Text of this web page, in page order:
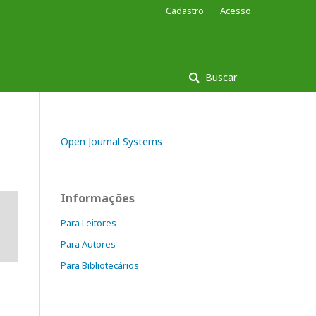
Buscar
Cadastro Acesso
Open Journal Systems
Informações
Para Leitores
Para Autores
Para Bibliotecários